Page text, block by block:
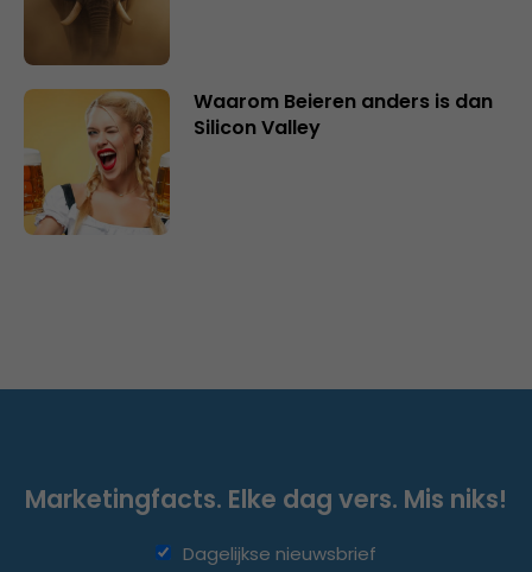
Waarom Beieren anders is dan
Silicon Valley
Marketingfacts. Elke dag vers. Mis niks!
Dagelijkse nieuwsbrief